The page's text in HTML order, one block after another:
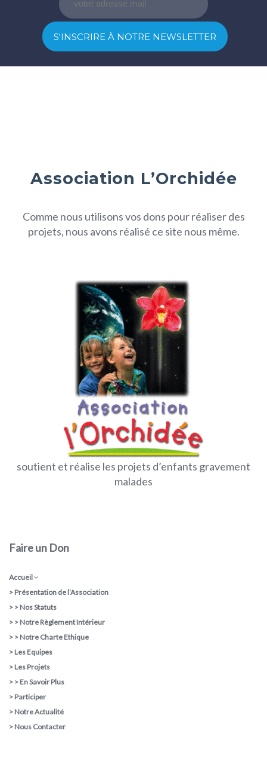
Association L’Orchidée
Comme nous utilisons vos dons pour réaliser des
projets, nous avons réalisé ce site nous même.
soutient et réalise les projets d’enfants gravement
malades
Faire un Don
Accueil
> Présentation de l’Association
> > Nos Statuts
> > Notre Règlement Intérieur
> > Notre Charte Ethique
> Les Equipes
> Les Projets
> > En Savoir Plus
> Participer
> Notre Actualité
> Nous Contacter